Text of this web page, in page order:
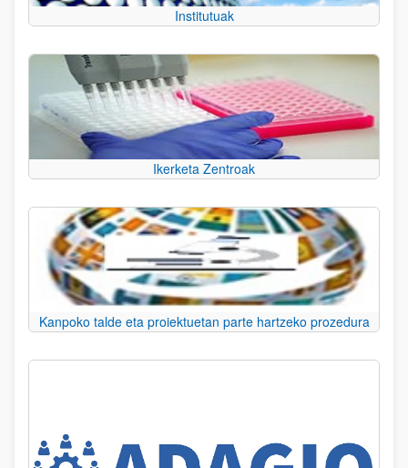
Institutuak
Ikerketa Zentroak
Kanpoko talde eta proiektuetan parte hartzeko prozedura